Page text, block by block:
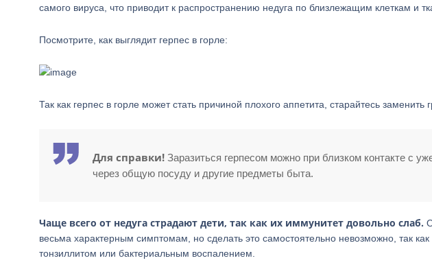
самого вируса, что приводит к распространению недуга по близлежащим клеткам и
Посмотрите, как выглядит герпес в горле:
Так как герпес в горле может стать причиной плохого аппетита, старайтесь
Для справки! Заразиться герпесом можно при близком контакте с
через общую посуду и другие предметы быта.
Чаще всего от недуга страдают дети, так как их иммунитет довольно слаб.
весьма характерным симптомам, но сделать это самостоятельно невозможно, так
тонзиллитом или бактериальным воспалением.